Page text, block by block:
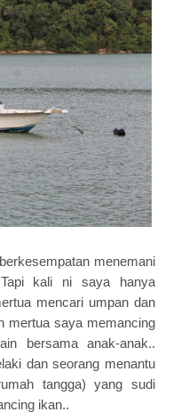
menemani
kali ni saya hanya
mencari umpan dan
mertua saya memancing
bersama anak-anak..
dan seorang menantu
tangga) yang sudi
ikan..